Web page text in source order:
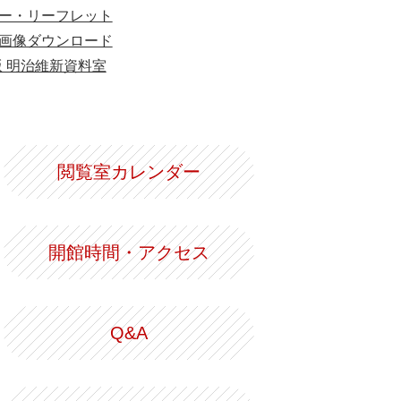
・リーフレット
像ダウンロード
明治維新資料室
閲覧室カレンダー
開館時間・アクセス
Q&A